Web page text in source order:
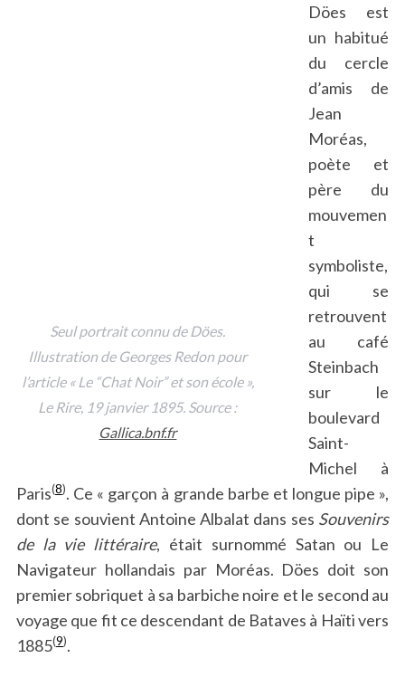
Seul portrait connu de Döes.
Illustration de Georges Redon pour
l’article « Le “Chat Noir” et son école »,
Le Rire, 19 janvier 1895. Source :
Gallica.bnf.fr
Döes est
un habitué
du cercle
d’amis de
Jean
Moréas,
poète et
père du
mouvemen
t
symboliste,
qui se
retrouvent
au café
Steinbach
sur le
boulevard
Saint-
Michel à
Paris(8). Ce « garçon à grande barbe et longue pipe »,
dont se souvient Antoine Albalat dans ses Souvenirs
de la vie littéraire, était surnommé Satan ou Le
Navigateur hollandais par Moréas. Döes doit son
premier sobriquet à sa barbiche noire et le second au
voyage que fit ce descendant de Bataves à Haïti vers
1885(9).